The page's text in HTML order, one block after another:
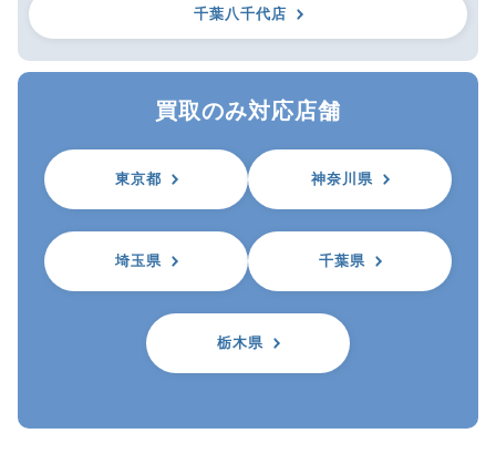
千葉八千代店
買取のみ対応店舗
東京都 神奈川県
埼玉県 千葉県
栃木県